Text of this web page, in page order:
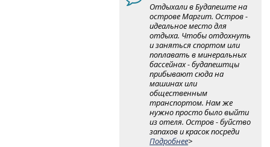
Отдыхали в Будапеште на
острове Маргит. Остров -
идеальное место для
отдыха. Чтобы отдохнуть
и заняться спортом или
поплавать в минеральных
бассейнах - будапештцы
прибывают сюда на
машинах или
общественным
транспортом. Нам же
нужно просто было выйти
из отеля. Остров - буйство
запахов и красок посреди
Подробнее>